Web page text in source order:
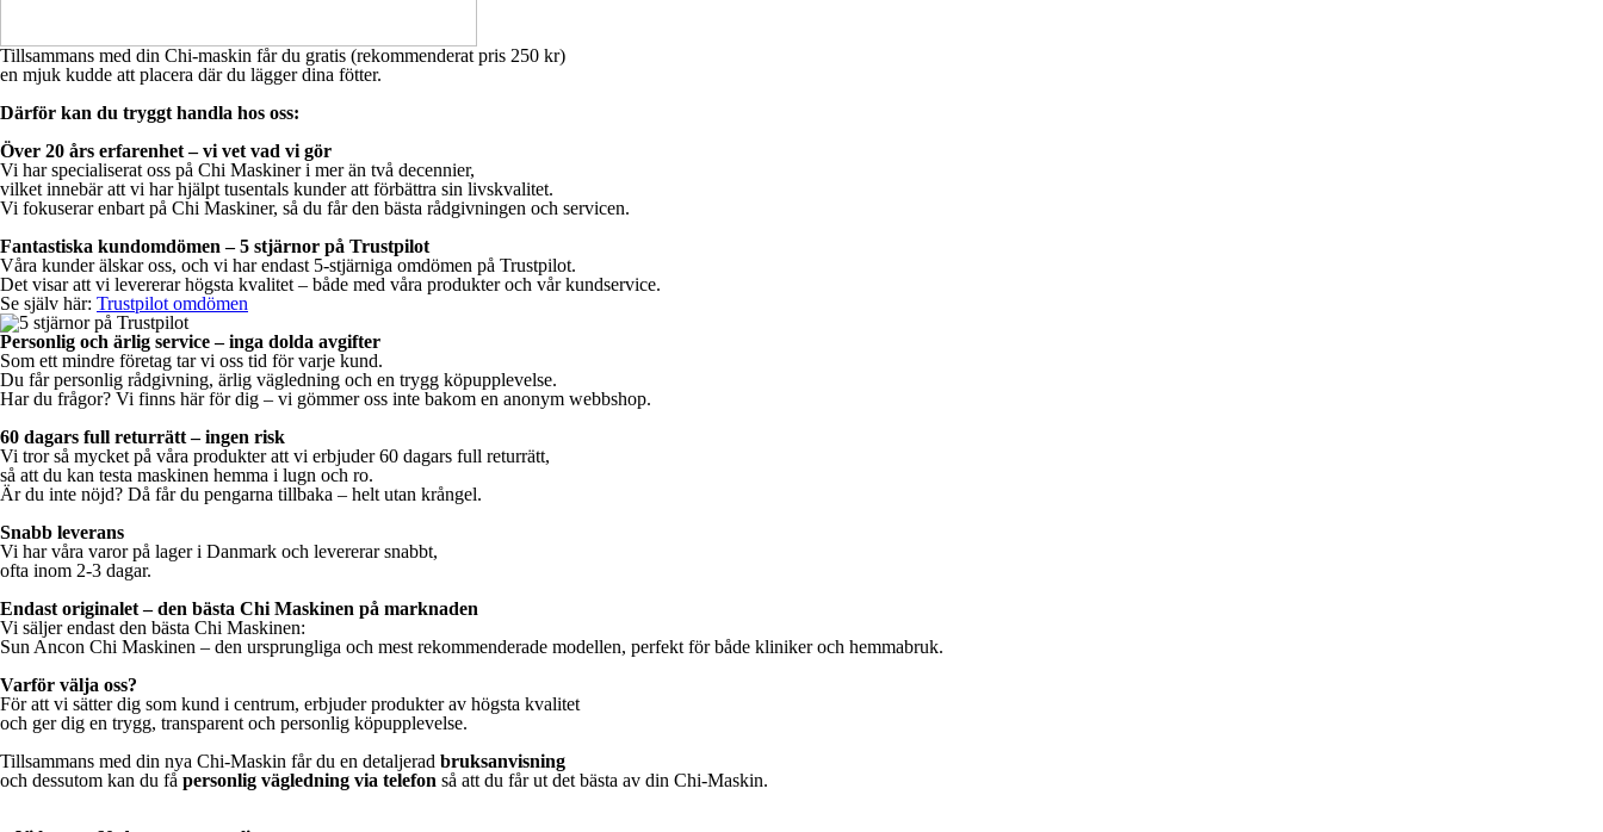
Tillsammans med din Chi-maskin får du gratis (rekommenderat pris 250 kr)
en mjuk kudde att placera där du lägger dina fötter.
Därför kan du tryggt handla hos oss:
Över 20 års erfarenhet – vi vet vad vi gör
Vi har specialiserat oss på Chi Maskiner i mer än två decennier,
vilket innebär att vi har hjälpt tusentals kunder att förbättra sin livskvalitet.
Vi fokuserar enbart på Chi Maskiner, så du får den bästa rådgivningen och servicen.
Fantastiska kundomdömen – 5 stjärnor på Trustpilot
Våra kunder älskar oss, och vi har endast 5-stjärniga omdömen på Trustpilot.
Det visar att vi levererar högsta kvalitet – både med våra produkter och vår kundservice.
Se själv här: Trustpilot omdömen
Personlig och ärlig service – inga dolda avgifter
Som ett mindre företag tar vi oss tid för varje kund.
Du får personlig rådgivning, ärlig vägledning och en trygg köpupplevelse.
Har du frågor? Vi finns här för dig – vi gömmer oss inte bakom en anonym webbshop.
60 dagars full returrätt – ingen risk
Vi tror så mycket på våra produkter att vi erbjuder 60 dagars full returrätt,
så att du kan testa maskinen hemma i lugn och ro.
Är du inte nöjd? Då får du pengarna tillbaka – helt utan krångel.
Snabb leverans
Vi har våra varor på lager i Danmark och levererar snabbt,
ofta inom 2-3 dagar.
Endast originalet – den bästa Chi Maskinen på marknaden
Vi säljer endast den bästa Chi Maskinen:
Sun Ancon Chi Maskinen – den ursprungliga och mest rekommenderade modellen, perfekt för både kliniker och hemmabruk.
Varför välja oss?
För att vi sätter dig som kund i centrum, erbjuder produkter av högsta kvalitet
och ger dig en trygg, transparent och personlig köpupplevelse.
Tillsammans med din nya Chi-Maskin får du en detaljerad bruksanvisning
och dessutom kan du få personlig vägledning via telefon så att du får ut det bästa av din Chi-Maskin.